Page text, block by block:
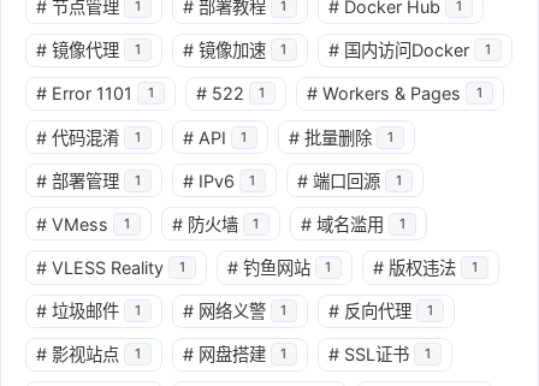
# 节点管理 1 # 部署教程 1 # Docker Hub 1
# 镜像代理 1 # 镜像加速 1 # 国内访问Docker 1
# Error 1101 1 # 522 1 # Workers & Pages 1
# 代码混淆 1 # API 1 # 批量删除 1
# 部署管理 1 # IPv6 1 # 端口回源 1
# VMess 1 # 防火墙 1 # 域名滥用 1
# VLESS Reality 1 # 钓鱼网站 1 # 版权违法 1
# 垃圾邮件 1 # 网络义警 1 # 反向代理 1
# 影视站点 1 # 网盘搭建 1 # SSL证书 1